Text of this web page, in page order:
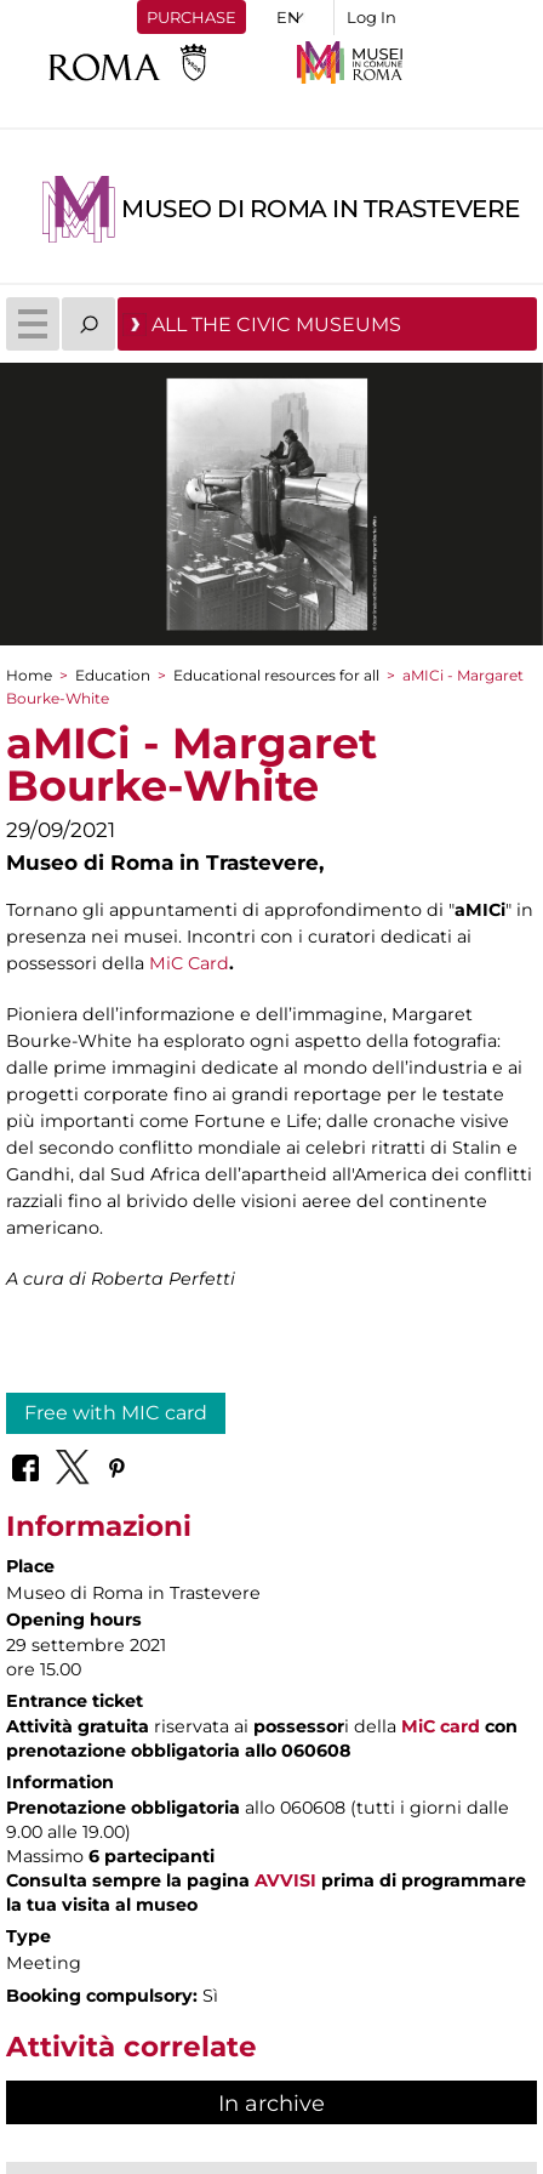
PURCHASE Log In
MUSEO DI ROMA IN TRASTEVERE
ALL THE CIVIC MUSEUMS
You are here
Home > Education > Educational resources for all > aMICi - Margaret
Bourke-White
aMICi - Margaret
Bourke-White
29/09/2021
Museo di Roma in Trastevere,
Tornano gli appuntamenti di approfondimento di "aMICi" in
presenza nei musei. Incontri con i curatori dedicati ai
possessori della MiC Card.
Pioniera dell’informazione e dell’immagine, Margaret
Bourke-White ha esplorato ogni aspetto della fotografia:
dalle prime immagini dedicate al mondo dell’industria e ai
progetti corporate fino ai grandi reportage per le testate
più importanti come Fortune e Life; dalle cronache visive
del secondo conflitto mondiale ai celebri ritratti di Stalin e
Gandhi, dal Sud Africa dell’apartheid all'America dei conflitti
razziali fino al brivido delle visioni aeree del continente
americano.
A cura di Roberta Perfetti
Free with MIC card
Informazioni
Place
Museo di Roma in Trastevere
Opening hours
29 settembre 2021
ore 15.00
Entrance ticket
Attività gratuita riservata ai possessori della MiC card con
prenotazione obbligatoria allo 060608
Information
Prenotazione obbligatoria allo 060608 (tutti i giorni dalle
9.00 alle 19.00)
Massimo 6 partecipanti
Consulta sempre la pagina AVVISI prima di programmare
la tua visita al museo
Type
Meeting
Booking compulsory: Sì
Attività correlate
In archive